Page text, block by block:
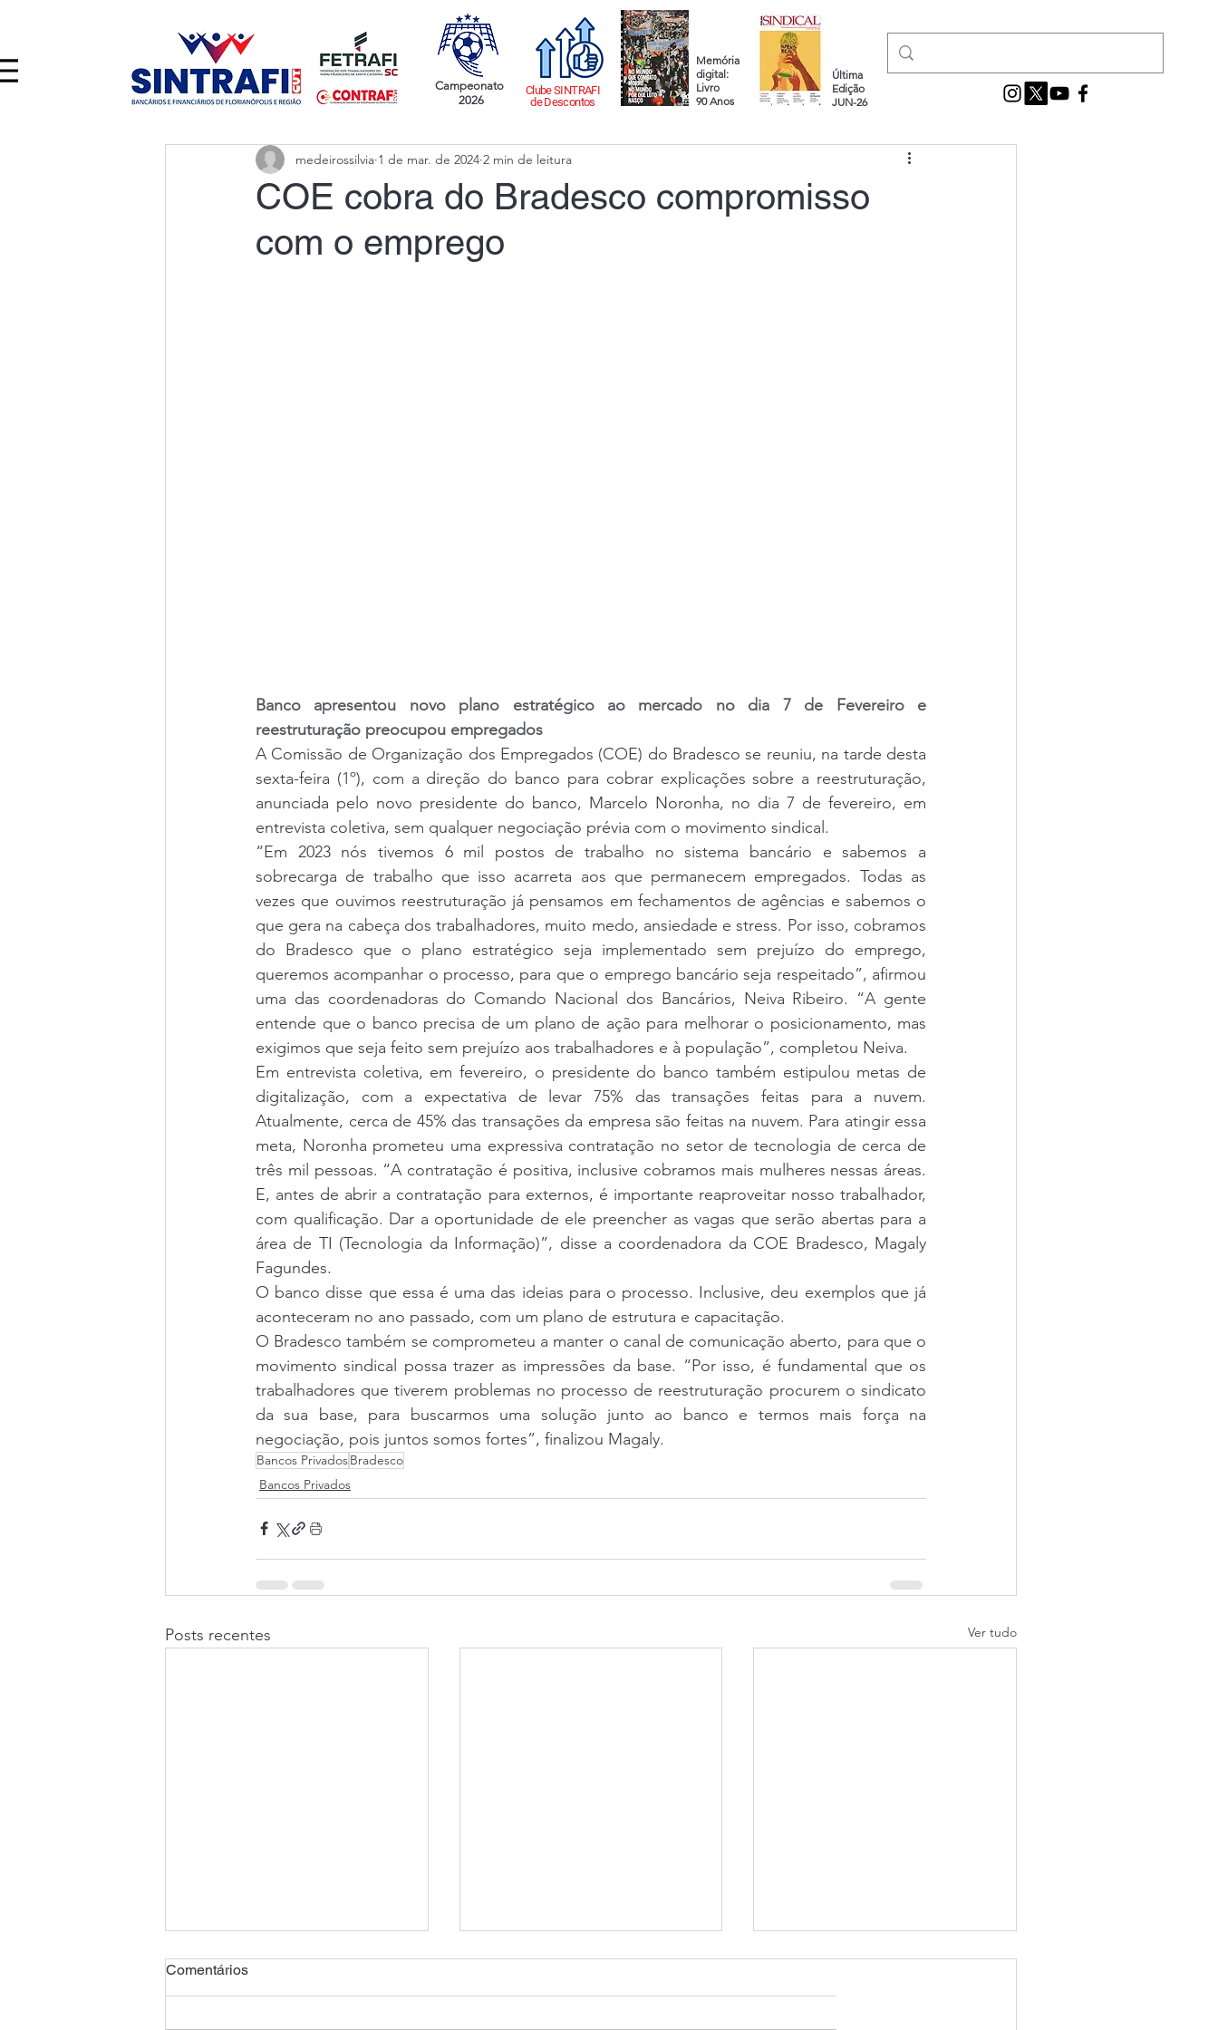
Campeonato
2026
Clube SINTRAFI
de Descontos
Memória
digital:
Livro
90 Anos
Última
Edição
JUN-26
COE cobra do Bradesco compromisso
com o emprego
medeirossilvia 1 de mar. de 2024 2 min de leitura
Banco apresentou novo plano estratégico ao mercado no dia 7 de Fevereiro e
reestruturação preocupou empregados
A Comissão de Organização dos Empregados (COE) do Bradesco se reuniu, na tarde desta
sexta-feira (1º), com a direção do banco para cobrar explicações sobre a reestruturação,
anunciada pelo novo presidente do banco, Marcelo Noronha, no dia 7 de fevereiro, em
entrevista coletiva, sem qualquer negociação prévia com o movimento sindical.
“Em 2023 nós tivemos 6 mil postos de trabalho no sistema bancário e sabemos a
sobrecarga de trabalho que isso acarreta aos que permanecem empregados. Todas as
vezes que ouvimos reestruturação já pensamos em fechamentos de agências e sabemos o
que gera na cabeça dos trabalhadores, muito medo, ansiedade e stress. Por isso, cobramos
do Bradesco que o plano estratégico seja implementado sem prejuízo do emprego,
queremos acompanhar o processo, para que o emprego bancário seja respeitado”, afirmou
uma das coordenadoras do Comando Nacional dos Bancários, Neiva Ribeiro. “A gente
entende que o banco precisa de um plano de ação para melhorar o posicionamento, mas
exigimos que seja feito sem prejuízo aos trabalhadores e à população”, completou Neiva.
Em entrevista coletiva, em fevereiro, o presidente do banco também estipulou metas de
digitalização, com a expectativa de levar 75% das transações feitas para a nuvem.
Atualmente, cerca de 45% das transações da empresa são feitas na nuvem. Para atingir essa
meta, Noronha prometeu uma expressiva contratação no setor de tecnologia de cerca de
três mil pessoas. “A contratação é positiva, inclusive cobramos mais mulheres nessas áreas.
E, antes de abrir a contratação para externos, é importante reaproveitar nosso trabalhador,
com qualificação. Dar a oportunidade de ele preencher as vagas que serão abertas para a
área de TI (Tecnologia da Informação)”, disse a coordenadora da COE Bradesco, Magaly
Fagundes.
O banco disse que essa é uma das ideias para o processo. Inclusive, deu exemplos que já
aconteceram no ano passado, com um plano de estrutura e capacitação.
O Bradesco também se comprometeu a manter o canal de comunicação aberto, para que o
movimento sindical possa trazer as impressões da base. “Por isso, é fundamental que os
trabalhadores que tiverem problemas no processo de reestruturação procurem o sindicato
da sua base, para buscarmos uma solução junto ao banco e termos mais força na
negociação, pois juntos somos fortes”, finalizou Magaly.
Bancos PrivadosBradesco
Bancos Privados
Posts recentes Ver tudo
Comentários